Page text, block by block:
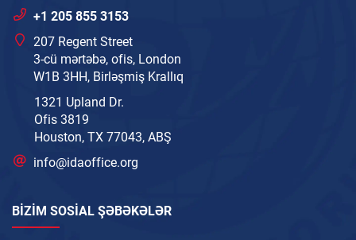
+1 205 855 3153
207 Regent Street
3-cü mərtəbə, ofis, London
W1B 3HH, Birləşmiş Krallıq
1321 Upland Dr.
Ofis 3819
Houston, TX 77043, ABŞ
info@idaoffice.org
BIZIM SOSIAL ŞƏBƏKƏLƏR